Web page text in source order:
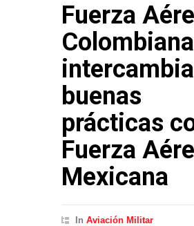
Fuerza
Colombiana
intercambia
buenas
prácticas
Fuerza
Mexicana
In Aviación Militar